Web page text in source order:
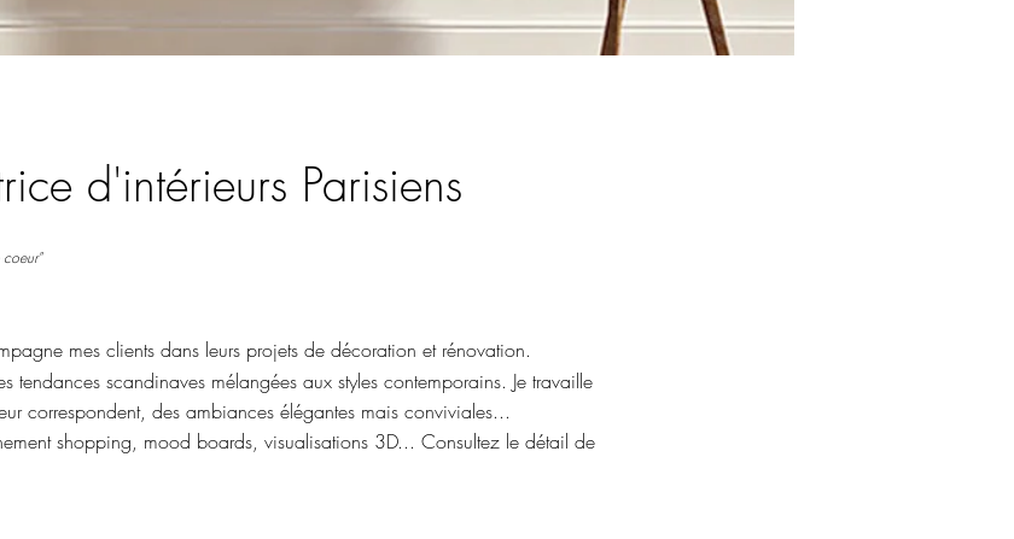
d'intérieurs Parisiens
mes clients dans leurs projets de décoration et rénovation.
tendances scandinaves mélangées aux styles contemporains. Je travaille
correspondent, des ambiances élégantes mais conviviales...
shopping, mood boards, visualisations 3D... Consultez le détail de